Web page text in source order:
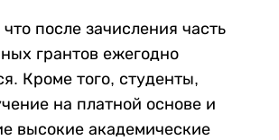
после зачисления часть
грантов ежегодно
Кроме того, студенты,
на платной основе и
высокие академические